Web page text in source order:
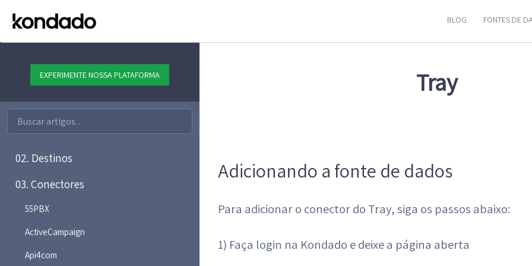
BLOG FONTES DE
EXPERIMENTE NOSSA PLATAFORMA
01. Plataforma
02. Destinos
03. Conectores
55PBX
ActiveCampaign
Api4com
Tray
Adicionando a fonte de dados
Para adicionar o conector do Tray, siga os passos abaixo:
1) Faça login na Kondado e deixe a página aberta